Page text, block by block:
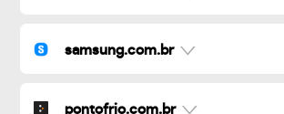
samsung.com.br
pontofrio.com.br